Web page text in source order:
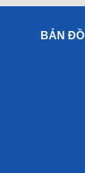
BẢN ĐỒ